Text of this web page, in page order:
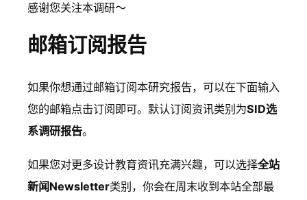
感谢您关注本调研～
邮箱订阅报告
如果你想通过邮箱订阅本研究报告，可以在下面输入
您的邮箱点击订阅即可。默认订阅资讯类别为SID选
系调研报告。
如果您对更多设计教育资讯充满兴趣，可以选择全站
新闻Newsletter类别，你会在周末收到本站全部最